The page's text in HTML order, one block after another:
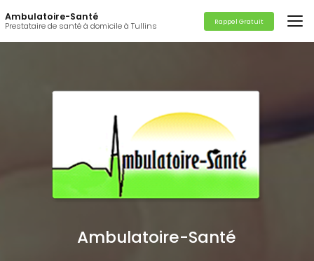
au
contenu
principal
Ambulatoire-Santé
Prestataire de santé à domicile à Tullins Rappel Gratuit
Ambulatoire-Santé